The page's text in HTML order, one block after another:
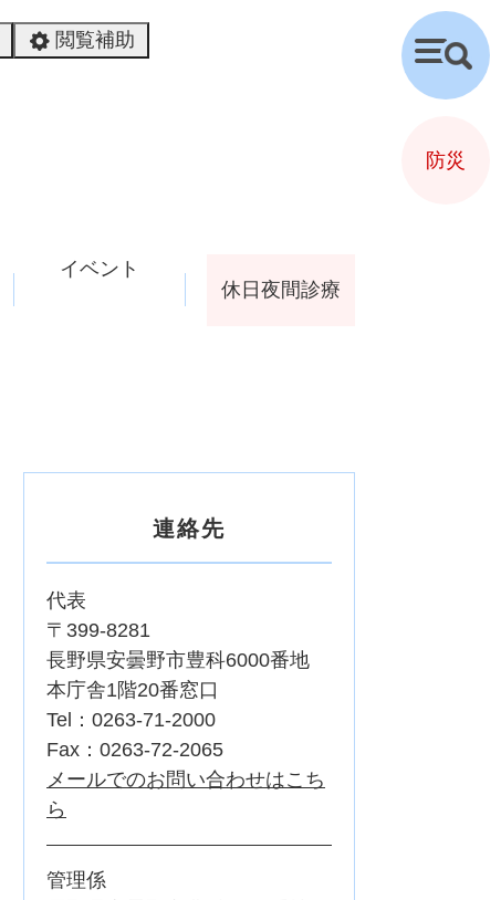
閲覧補助
イベント
休日夜間診療
連絡先
代表
〒399-8281
長野県安曇野市豊科6000番地
本庁舎1階20番窓口
Tel：0263-71-2000
Fax：0263-72-2065
メールでのお問い合わせはこち
ら
管理係
検
索
防災